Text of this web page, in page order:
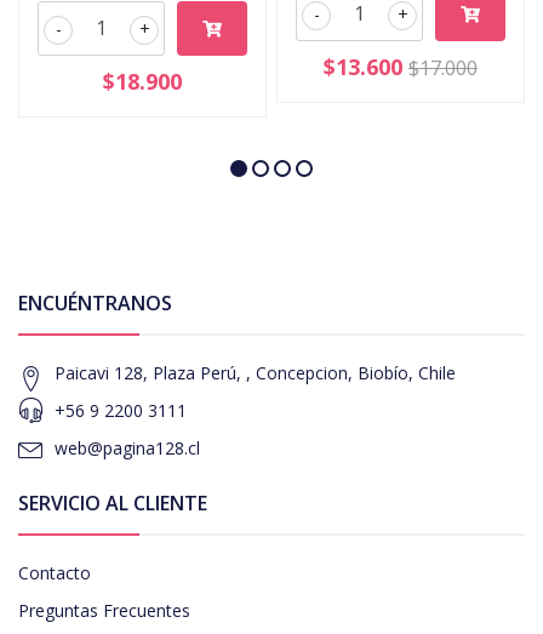
+
-
$18.900
+
-
$13.600 $17.000
ENCUÉNTRANOS
Paicavi 128, Plaza Perú, , Concepcion, Biobío, Chile
+56 9 2200 3111
web@pagina128.cl
SERVICIO AL CLIENTE
Contacto
Preguntas Frecuentes